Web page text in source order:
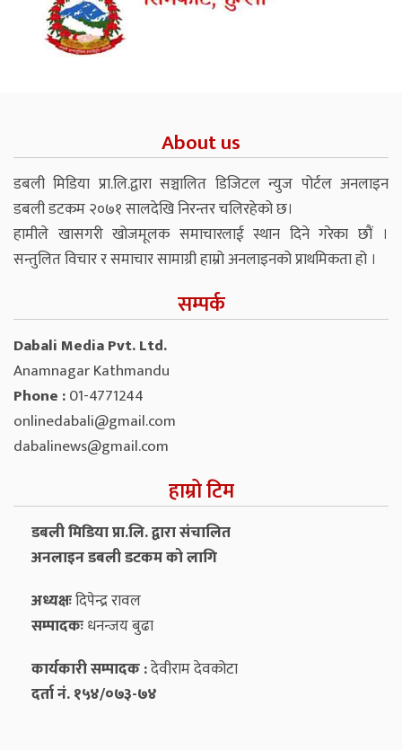
About us
डबली मिडिया प्रा.लि.द्वारा सञ्चालित डिजिटल न्युज पोर्टल अनलाइन
डबली डटकम २०७१ सालदेखि निरन्तर चलिरहेको छ।
हामीले खासगरी खोजमूलक समाचारलाई स्थान दिने गरेका छौं ।
सन्तुलित विचार र समाचार सामाग्री हाम्रो अनलाइनको प्राथमिकता हो ।
सम्पर्क
Dabali Media Pvt. Ltd.
Anamnagar Kathmandu
Phone :01-4771244
onlinedabali@gmail.com
dabalinews@gmail.com
हाम्रो टिम
डबली मिडिया प्रा.लि. द्वारा संचालित
अनलाइन डबली डटकम को लागि
अध्यक्षःदिपेन्द्र रावल
सम्पादकःधनन्‍जय बुढा
कार्यकारी सम्पादक :देवीराम देवकोटा
दर्ता नं. १५४/०७३-७४